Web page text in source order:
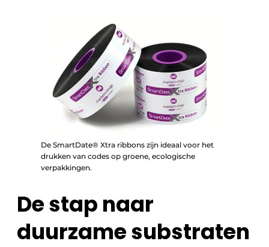
De SmartDate® Xtra ribbons zijn ideaal voor het
drukken van codes op groene, ecologische
verpakkingen.
De stap naar
duurzame substraten